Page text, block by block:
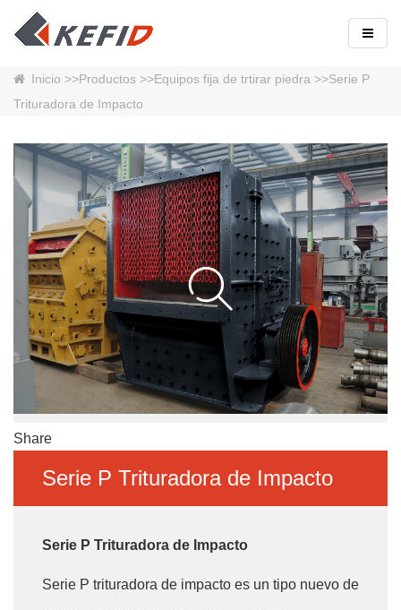
Inicio >>Productos >>Equipos fija de trtirar piedra >>Serie P
Trituradora de Impacto
Share
Serie P Trituradora de Impacto
Serie P Trituradora de Impacto
Serie P trituradora de impacto es un tipo nuevo de